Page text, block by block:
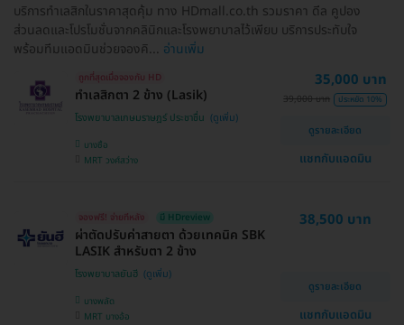
บริการทำเลสิกในราคาสุดคุ้ม ทาง HDmall.co.th รวมราคา ดีล คูปอง
ส่วนลดและโปรโมชั่นจากคลินิกและโรงพยาบาลไว้เพียบ บริการประทับใจ
พร้อมทีมแอดมินช่วยจองคิ... อ่านเพิ่ม
ถูกที่สุดเมื่อจองกับ HD
ทำเลสิกตา 2 ข้าง (Lasik)
โรงพยาบาลเกษมราษฎร์ ประชาชื่น
บางซื่อ
MRT วงศ์สว่าง
35,000 บาท
39,000 บาท ประหยัด 10%
ดูรายละเอียด
แชทกับแอดมิน
จองฟรี! จ่ายทีหลัง มี HDreview
ผ่าตัดปรับค่าสายตา ด้วยเทคนิค SBK
LASIK สำหรับตา 2 ข้าง
โรงพยาบาลยันฮี
บางพลัด
MRT บางอ้อ
38,500 บาท
ดูรายละเอียด
แชทกับแอดมิน